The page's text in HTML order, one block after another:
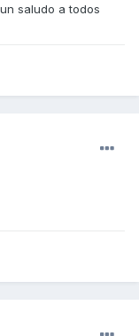
saludo a todos